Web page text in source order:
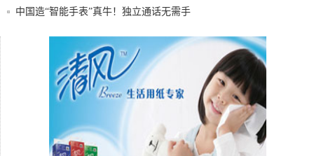
中国造“智能手表”真牛！独立通话无需手
小米正式宣布12.66亿元入股美的集团，这